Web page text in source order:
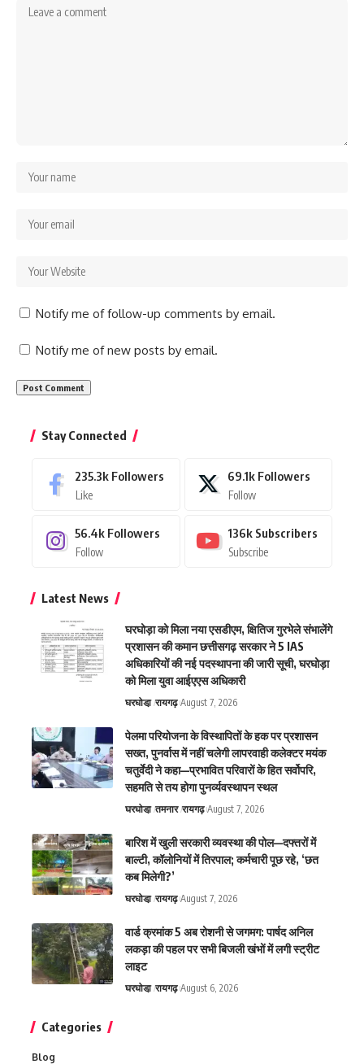
Notify me of follow-up comments by email.
Notify me of new posts by email.
Stay Connected
235.3k Followers
Like
69.1k Followers
Follow
56.4k Followers
Follow
136k Subscribers
Subscribe
Latest News
घरघोड़ा को मिला नया एसडीएम, क्षितिज गुरभेले संभालेंगे
प्रशासन की कमान छत्तीसगढ़ सरकार ने 5 IAS
अधिकारियों की नई पदस्थापना की जारी सूची, घरघोड़ा
को मिला युवा आईएएस अधिकारी
घरघोडा़ रायगढ़ August 7, 2026
पेलमा परियोजना के विस्थापितों के हक पर प्रशासन
सख्त, पुनर्वास में नहीं चलेगी लापरवाही कलेक्टर मयंक
चतुर्वेदी ने कहा—प्रभावित परिवारों के हित सर्वोपरि,
सहमति से तय होगा पुनर्व्यवस्थापन स्थल
घरघोडा़ तमनार रायगढ़ August 7, 2026
बारिश में खुली सरकारी व्यवस्था की पोल—दफ्तरों में
बाल्टी, कॉलोनियों में तिरपाल; कर्मचारी पूछ रहे, ‘छत
कब मिलेगी?’
घरघोडा़ रायगढ़ August 7, 2026
वार्ड क्रमांक 5 अब रोशनी से जगमग: पार्षद अनिल
लकड़ा की पहल पर सभी बिजली खंभों में लगी स्ट्रीट
लाइट
घरघोडा़ रायगढ़ August 6, 2026
Categories
Blog